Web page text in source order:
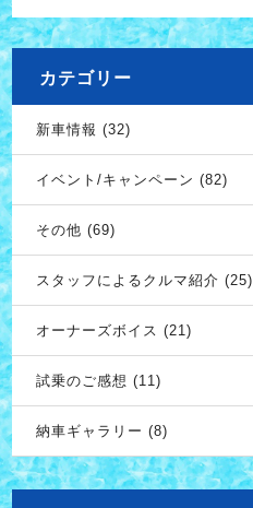
カテゴリー
新車情報 (32)
イベント/キャンペーン (82)
その他 (69)
スタッフによるクルマ紹介 (25)
オーナーズボイス (21)
試乗のご感想 (11)
納車ギャラリー (8)